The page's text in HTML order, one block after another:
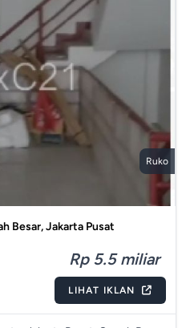
Ruko
Besar, Jakarta Pusat
Rp 5.5 miliar
LIHAT IKLAN